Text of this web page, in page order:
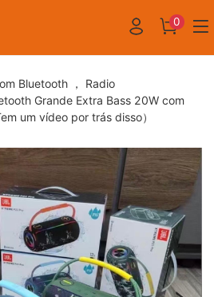
0
Bluetooth ， Radio
Grande Extra Bass 20W com
um vídeo por trás disso）